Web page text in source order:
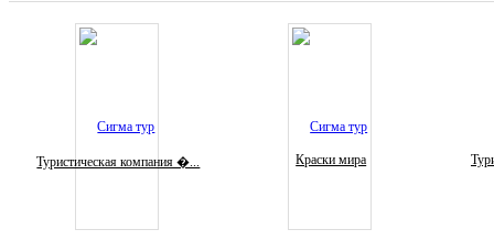
Туристическая компания �... Краски мира